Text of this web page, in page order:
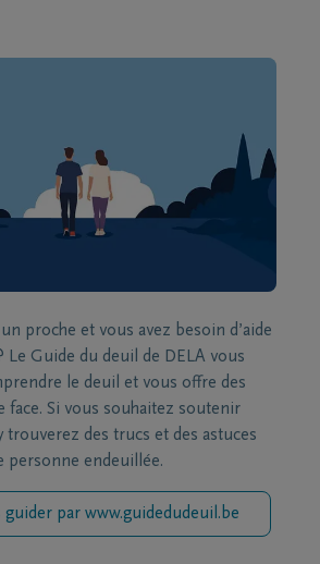
proche et vous avez besoin d’aide
Le Guide du deuil de DELA vous
le deuil et vous offre des
face. Si vous souhaitez soutenir
trouverez des trucs et des astuces
personne endeuillée.
guider par www.guidedudeuil.be